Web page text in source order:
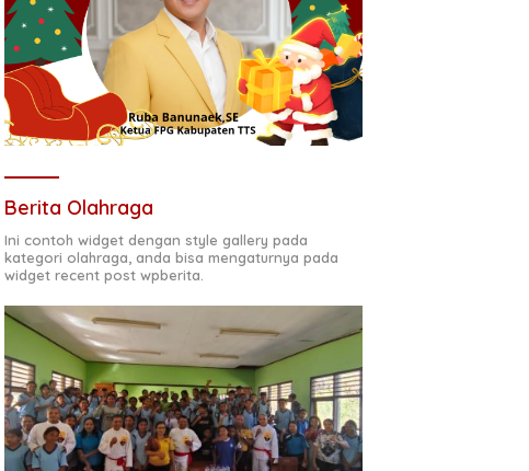
Berita Olahraga
Ini contoh widget dengan style gallery pada
kategori olahraga, anda bisa mengaturnya pada
widget recent post wpberita.